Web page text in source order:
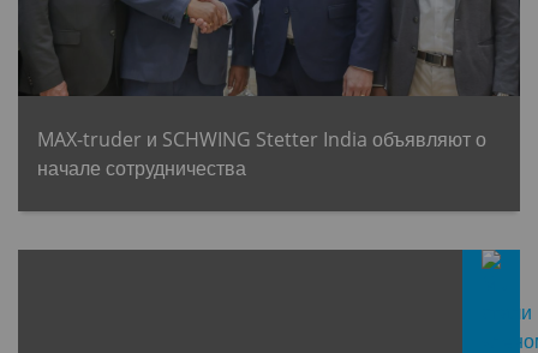
MAX-truder и SCHWING Stetter India объявляют о
начале сотрудничества